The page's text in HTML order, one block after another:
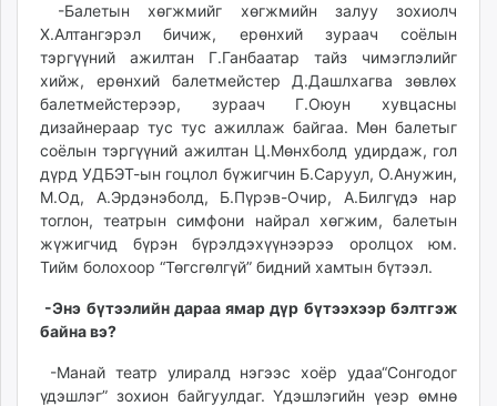
-Балетын хөгжмийг хөгжмийн залуу зохиолч
Х.Алтангэрэл бичиж, ерөнхий зураач соёлын
тэргүүний ажилтан Г.Ганбаатар тайз чимэглэлийг
хийж, ерөнхий балетмейстер Д.Дашлхагва зөвлөх
балетмейстерээр, зураач Г.Оюун хувцасны
дизайнераар тус тус ажиллаж байгаа. Мөн балетыг
соёлын тэргүүний ажилтан Ц.Мөнхболд удирдаж, гол
дүрд УДБЭТ-ын гоцлол бүжигчин Б.Саруул, О.Анужин,
М.Од, А.Эрдэнэболд, Б.Пүрэв-Очир, А.Билгүдэ нар
тоглон, театрын симфони найрал хөгжим, балетын
жүжигчид бүрэн бүрэлдэхүүнээрээ оролцох юм.
Тийм болохоор “Төгсгөлгүй” бидний хамтын бүтээл.
-Энэ бүтээлийн дараа ямар дүр бүтээхээр бэлтгэж
байна вэ?
-Манай театр улиралд нэгээс хоёр удаа“Сонгодог
үдэшлэг” зохион байгуулдаг. Үдэшлэгийн үеэр өмнө